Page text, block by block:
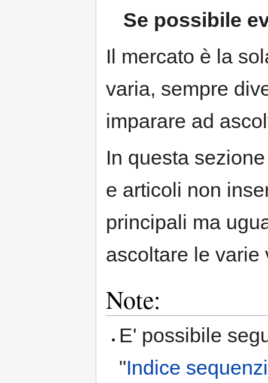
Se possibile
Il mercato è la
varia, sempre
imparare ad
In questa
e articoli non
principali ma
ascoltare le varie
Note:
E' possibile
"Indice